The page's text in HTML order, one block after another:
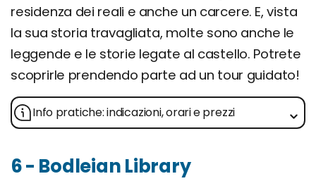
residenza dei reali e anche un carcere. E, vista
la sua storia travagliata, molte sono anche le
leggende e le storie legate al castello. Potrete
scoprirle prendendo parte ad un tour guidato!
Info pratiche: indicazioni, orari e prezzi
6 - Bodleian Library